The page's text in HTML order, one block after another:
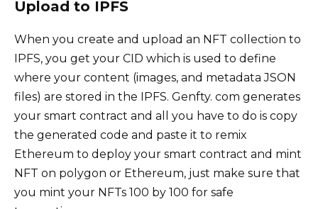
Upload to IPFS
When you create and upload an NFT collection to
IPFS, you get your CID which is used to define
where your content (images, and metadata JSON
files) are stored in the IPFS. Genfty. com generates
your smart contract and all you have to do is copy
the generated code and paste it to remix
Ethereum to deploy your smart contract and mint
NFT on polygon or Ethereum, just make sure that
you mint your NFTs 100 by 100 for safe